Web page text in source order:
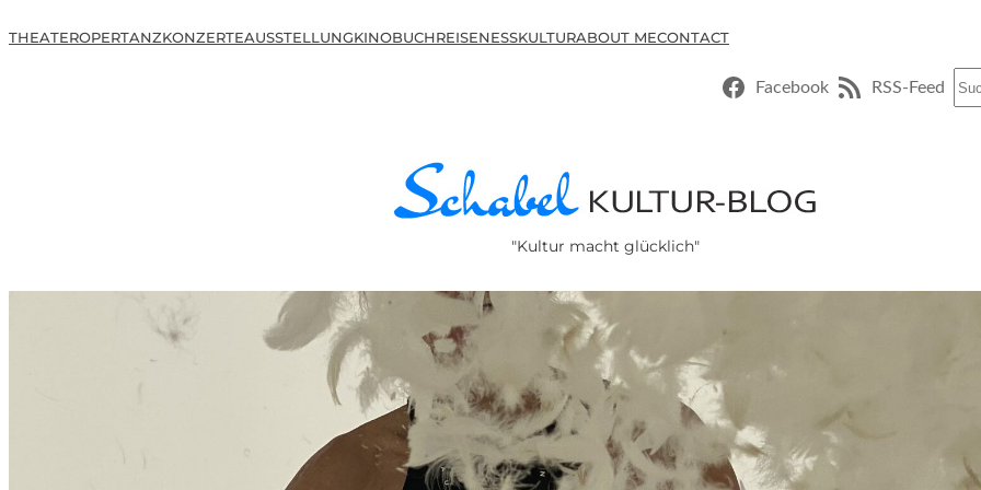
THEATEROPERTANZKONZERTEAUSSTELLUNGKINOBUCHREISENESSKULTURABOUT MECONTACT
Facebook RSS-Feed
"Kultur macht glücklich"